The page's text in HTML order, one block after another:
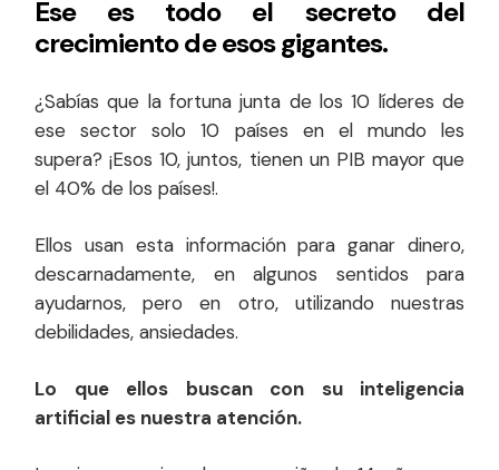
Ese es todo el secreto del
crecimiento de esos gigantes.
¿Sabías que la fortuna junta de los 10 líderes de
ese sector solo 10 países en el mundo les
supera? ¡Esos 10, juntos, tienen un PIB mayor que
el 40% de los países!.
Ellos usan esta información para ganar dinero,
descarnadamente, en algunos sentidos para
ayudarnos, pero en otro, utilizando nuestras
debilidades, ansiedades.
Lo que ellos buscan con su inteligencia
artificial es nuestra atención.